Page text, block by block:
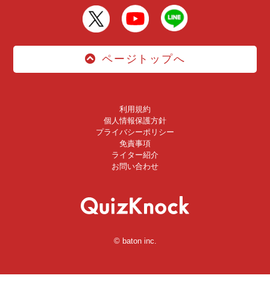
ページトップへ
利用規約
個人情報保護方針
プライバシーポリシー
免責事項
ライター紹介
お問い合わせ
© baton inc.